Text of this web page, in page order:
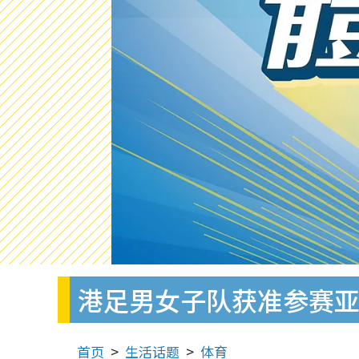
港足男女子队获准参赛
首页 生活话题 体育